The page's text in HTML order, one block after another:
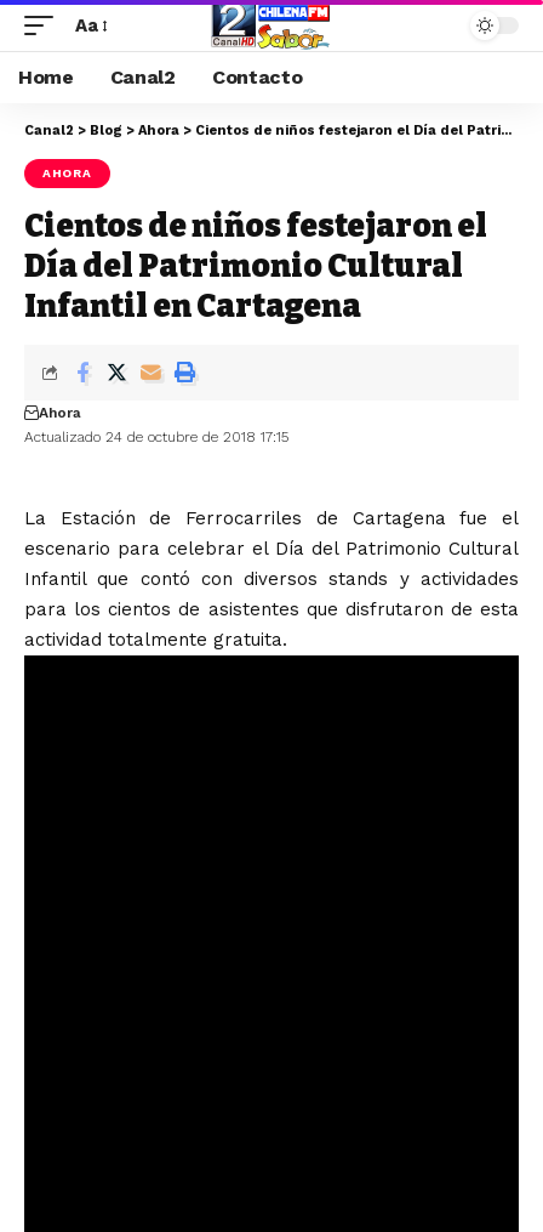
Aa
Home Canal2 Contacto
Canal2 > Blog > Ahora > Cientos de niños festejaron el Día del Patrimonio Cultural Infantil en Cartagena
AHORA
Cientos de niños festejaron el
Día del Patrimonio Cultural
Infantil en Cartagena
Actualizado 24 de octubre de 2018 17:15
Ahora
La Estación de Ferrocarriles de Cartagena fue el
escenario para celebrar el Día del Patrimonio Cultural
Infantil que contó con diversos stands y actividades
para los cientos de asistentes que disfrutaron de esta
actividad totalmente gratuita.